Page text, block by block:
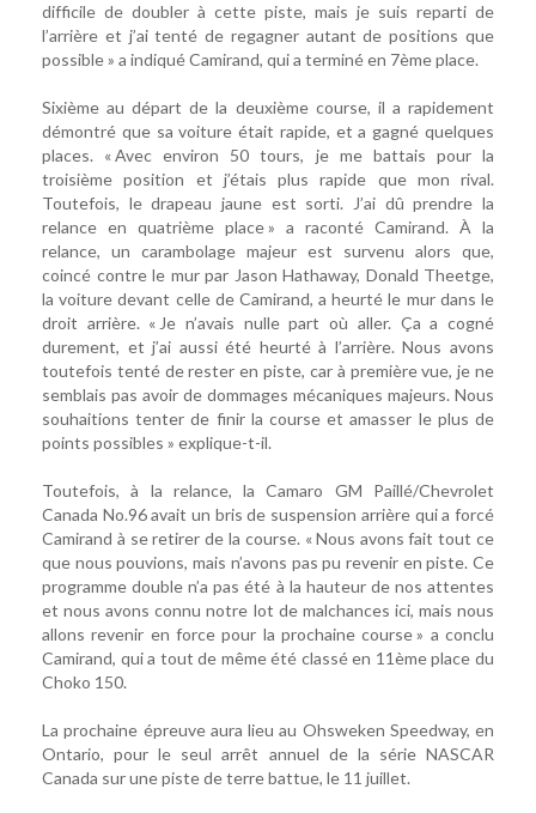
difficile de doubler à cette piste, mais je suis reparti de
l’arrière et j’ai tenté de regagner autant de positions que
possible » a indiqué Camirand, qui a terminé en 7ème place.
Sixième au départ de la deuxième course, il a rapidement
démontré que sa voiture était rapide, et a gagné quelques
places. « Avec environ 50 tours, je me battais pour la
troisième position et j’étais plus rapide que mon rival.
Toutefois, le drapeau jaune est sorti. J’ai dû prendre la
relance en quatrième place » a raconté Camirand. À la
relance, un carambolage majeur est survenu alors que,
coincé contre le mur par Jason Hathaway, Donald Theetge,
la voiture devant celle de Camirand, a heurté le mur dans le
droit arrière. « Je n’avais nulle part où aller. Ça a cogné
durement, et j’ai aussi été heurté à l’arrière. Nous avons
toutefois tenté de rester en piste, car à première vue, je ne
semblais pas avoir de dommages mécaniques majeurs. Nous
souhaitions tenter de finir la course et amasser le plus de
points possibles » explique-t-il.
Toutefois, à la relance, la Camaro GM Paillé/Chevrolet
Canada No.96 avait un bris de suspension arrière qui a forcé
Camirand à se retirer de la course. « Nous avons fait tout ce
que nous pouvions, mais n’avons pas pu revenir en piste. Ce
programme double n’a pas été à la hauteur de nos attentes
et nous avons connu notre lot de malchances ici, mais nous
allons revenir en force pour la prochaine course » a conclu
Camirand, qui a tout de même été classé en 11ème place du
Choko 150.
La prochaine épreuve aura lieu au Ohsweken Speedway, en
Ontario, pour le seul arrêt annuel de la série NASCAR
Canada sur une piste de terre battue, le 11 juillet.